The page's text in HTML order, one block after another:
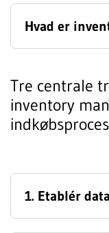
Hvad er
Tre centrale
inventory
1. Etablér